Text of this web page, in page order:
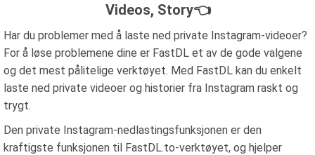
Videos, Story👈
Har du problemer med å laste ned private Instagram-videoer?
For å løse problemene dine er FastDL et av de gode valgene
og det mest pålitelige verktøyet. Med FastDL kan du enkelt
laste ned private videoer og historier fra Instagram raskt og
trygt.
Den private Instagram-nedlastingsfunksjonen er den
kraftigste funksjonen til FastDL.to-verktøyet, og hjelper